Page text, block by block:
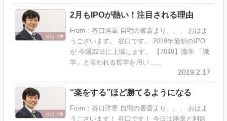
2月もIPOが熱い！注目される理由
From：谷口洋章 自宅の書斎より、、、 おはよ
うございます。 谷口です。 2019年最初のIPO
が 今週22日に上場します。 【7049】識学 「識
学」と言われる哲学を用い……
2019.2.17
“楽をする”ほど勝てるようになる
From：谷口洋章 自宅の書斎より、、、 おはよ
うございます！ 谷口です！ 今日は勝率と利益